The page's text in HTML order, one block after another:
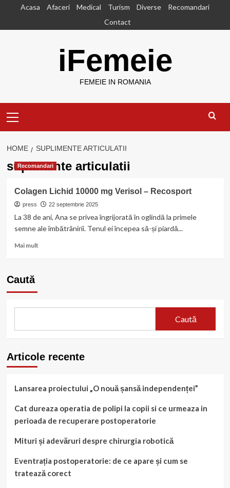
content
Acasa Afaceri Medical Turism Diverse
Recomandari
Contact
iFemeie
FEMEIE IN ROMANIA
Menu
HOME SUPLIMENTE ARTICULATII
suplimente articulatii
Recomandari
Colagen Lichid 10000 mg Verisol – Recosport
press 22 septembrie 2025
La 38 de ani, Ana se privea îngrijorată în oglindă la primele
semne ale îmbătrânirii. Tenul ei începea să-și piardă...
Mai multRead
Recosport
Caută
Caută
Articole recente
Lansarea proiectului „O nouă șansă independenței”
Cat dureaza operatia de polipi la copii si ce urmeaza in
perioada de recuperare postoperatorie
Mituri și adevăruri despre chirurgia robotică
Eventrația postoperatorie: de ce apare și cum se
tratează corect